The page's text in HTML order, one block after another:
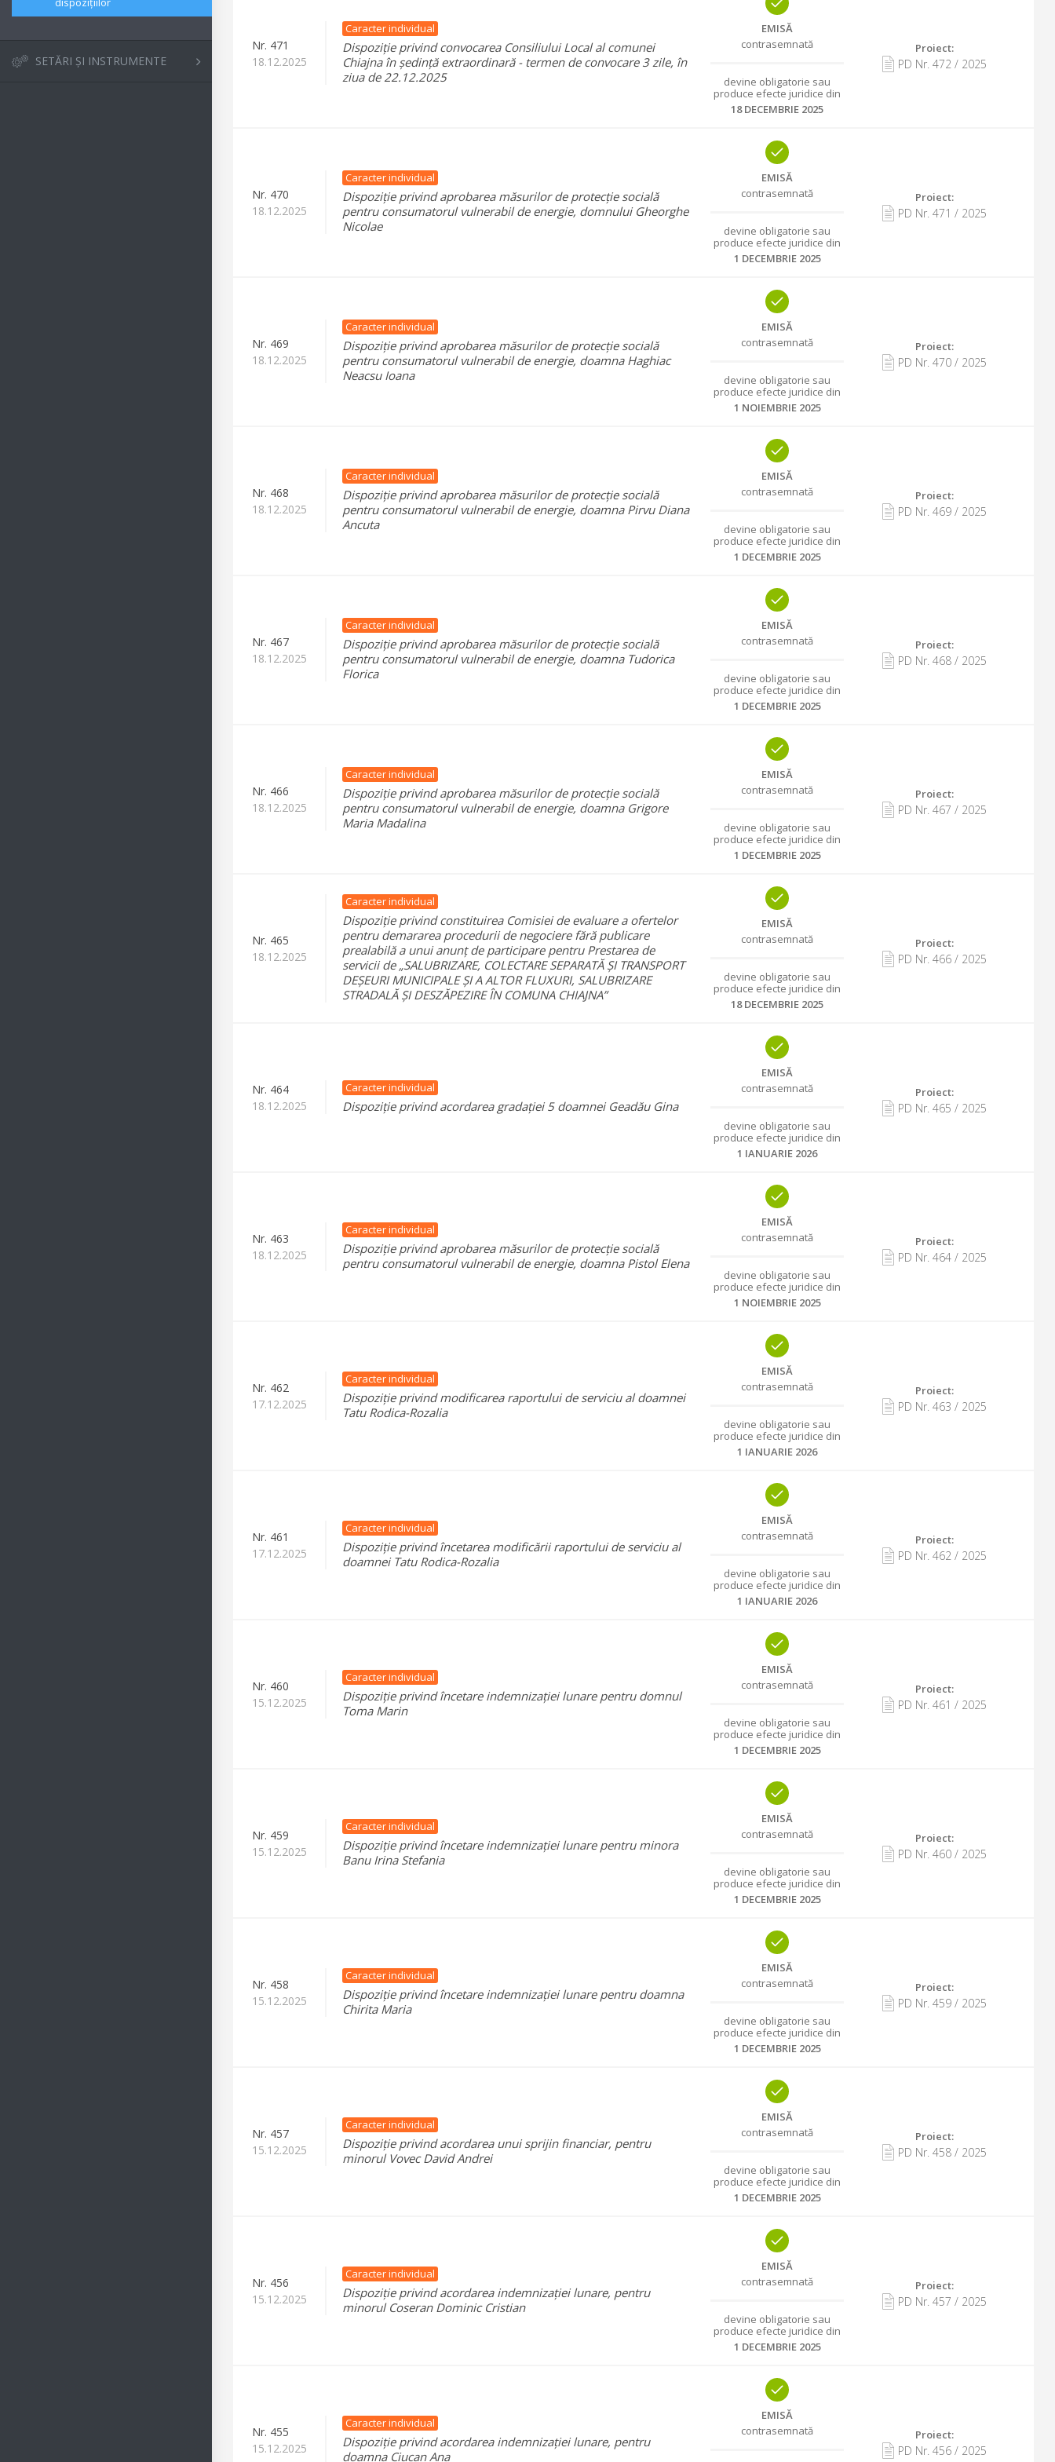
SETĂRI ȘI INSTRUMENTE
Nr. 471
18.12.2025
Caracter individual
Dispoziție privind convocarea Consiliului Local al comunei
Chiajna în ședință extraordinară - termen de convocare 3 zile, în
ziua de 22.12.2025
EMISĂ
contrasemnată
devine obligatorie sau
produce efecte juridice din
18 DECEMBRIE 2025
Proiect:
PD Nr. 472 / 2025
Nr. 470
18.12.2025
Caracter individual
Dispoziție privind aprobarea măsurilor de protecție socială
pentru consumatorul vulnerabil de energie, domnului Gheorghe
Nicolae
EMISĂ
contrasemnată
devine obligatorie sau
produce efecte juridice din
1 DECEMBRIE 2025
Proiect:
PD Nr. 471 / 2025
Nr. 469
18.12.2025
Caracter individual
Dispoziție privind aprobarea măsurilor de protecție socială
pentru consumatorul vulnerabil de energie, doamna Haghiac
Neacsu Ioana
EMISĂ
contrasemnată
devine obligatorie sau
produce efecte juridice din
1 NOIEMBRIE 2025
Proiect:
PD Nr. 470/ 2025
Nr. 468
18.12.2025
Caracter individual
Dispoziție privind aprobarea măsurilor de protecție socială
pentru consumatorul vulnerabil de energie, doamna Pirvu Diana
Ancuta
EMISĂ
contrasemnată
devine obligatorie sau
produce efecte juridice din
1 DECEMBRIE 2025
Proiect:
PD Nr. 469/ 2025
Nr. 467
18.12.2025
Caracter individual
Dispoziție privind aprobarea măsurilor de protecție socială
pentru consumatorul vulnerabil de energie, doamna Tudorica
Florica
EMISĂ
contrasemnată
devine obligatorie sau
produce efecte juridice din
1 DECEMBRIE 2025
Proiect:
PD Nr. 468/ 2025
Nr. 466
18.12.2025
Caracter individual
Dispoziție privind aprobarea măsurilor de protecție socială
pentru consumatorul vulnerabil de energie, doamna Grigore
Maria Madalina
EMISĂ
contrasemnată
devine obligatorie sau
produce efecte juridice din
1 DECEMBRIE 2025
Proiect:
PD Nr. 467 / 2025
Nr. 465
18.12.2025
Caracter individual
Dispoziție privind constituirea Comisiei de evaluare a ofertelor
pentru demararea procedurii de negociere fără publicare
prealabilă a unui anunț de participare pentru Prestarea de
servicii de „SALUBRIZARE, COLECTARE SEPARATĂ ȘI TRANSPORT
DEȘEURI MUNICIPALE ȘI A ALTOR FLUXURI, SALUBRIZARE
STRADALĂ ȘI DESZĂPEZIRE ÎN COMUNA CHIAJNA”
EMISĂ
contrasemnată
devine obligatorie sau
produce efecte juridice din
18 DECEMBRIE 2025
Proiect:
PD Nr. 466/ 2025
Nr. 464
18.12.2025
Caracter individual
Dispoziție privind acordarea gradației 5 doamnei Geadău Gina
EMISĂ
contrasemnată
devine obligatorie sau
produce efecte juridice din
1 IANUARIE 2026
Proiect:
PD Nr. 465 / 2025
Nr. 463
18.12.2025
Caracter individual
Dispoziție privind aprobarea măsurilor de protecție socială
pentru consumatorul vulnerabil de energie, doamna Pistol Elena
EMISĂ
contrasemnată
devine obligatorie sau
produce efecte juridice din
1 NOIEMBRIE 2025
Proiect:
PD Nr. 464/ 2025
Nr. 462
17.12.2025
Caracter individual
Dispoziție privind modificarea raportului de serviciu al doamnei
Tatu Rodica-Rozalia
EMISĂ
contrasemnată
devine obligatorie sau
produce efecte juridice din
1 IANUARIE 2026
Proiect:
PD Nr. 463 / 2025
Nr. 461
17.12.2025
Caracter individual
Dispoziție privind încetarea modificării raportului de serviciu al
doamnei Tatu Rodica-Rozalia
EMISĂ
contrasemnată
devine obligatorie sau
produce efecte juridice din
1 IANUARIE 2026
Proiect:
PD Nr. 462 / 2025
Nr. 460
15.12.2025
Caracter individual
Dispoziție privind încetare indemnizației lunare pentru domnul
Toma Marin
EMISĂ
contrasemnată
devine obligatorie sau
produce efecte juridice din
1 DECEMBRIE 2025
Proiect:
PD Nr. 461 / 2025
Nr. 459
15.12.2025
Caracter individual
Dispoziție privind încetare indemnizației lunare pentru minora
Banu Irina Stefania
EMISĂ
contrasemnată
devine obligatorie sau
produce efecte juridice din
1 DECEMBRIE 2025
Proiect:
PD Nr. 460/ 2025
Nr. 458
15.12.2025
Caracter individual
Dispoziție privind încetare indemnizației lunare pentru doamna
Chirita Maria
EMISĂ
contrasemnată
devine obligatorie sau
produce efecte juridice din
1 DECEMBRIE 2025
Proiect:
PD Nr. 459/ 2025
Nr. 457
15.12.2025
Caracter individual
Dispoziție privind acordarea unui sprijin financiar, pentru
minorul Vovec David Andrei
EMISĂ
contrasemnată
devine obligatorie sau
produce efecte juridice din
1 DECEMBRIE 2025
Proiect:
PD Nr. 458/ 2025
Nr. 456
15.12.2025
Caracter individual
Dispoziție privind acordarea indemnizației lunare, pentru
minorul Coseran Dominic Cristian
EMISĂ
contrasemnată
devine obligatorie sau
produce efecte juridice din
1 DECEMBRIE 2025
Proiect:
PD Nr. 457 / 2025
Nr. 455
15.12.2025
Caracter individual
Dispoziție privind acordarea indemnizației lunare, pentru
doamna Ciucan Ana
EMISĂ
contrasemnată
Proiect:
PD Nr. 456/ 2025